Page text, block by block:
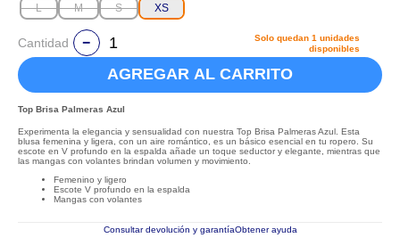
L M S XS
Cantidad Solo quedan 1 unidades
disponibles
AGREGAR AL CARRITO
Top Brisa Palmeras Azul
Experimenta la elegancia y sensualidad con nuestra Top Brisa Palmeras Azul. Esta
blusa femenina y ligera, con un aire romántico, es un básico esencial en tu ropero. Su
escote en V profundo en la espalda añade un toque seductor y elegante, mientras que
las mangas con volantes brindan volumen y movimiento.
Femenino y ligero
Escote V profundo en la espalda
Mangas con volantes
Consultar devolución y garantíaObtener ayuda